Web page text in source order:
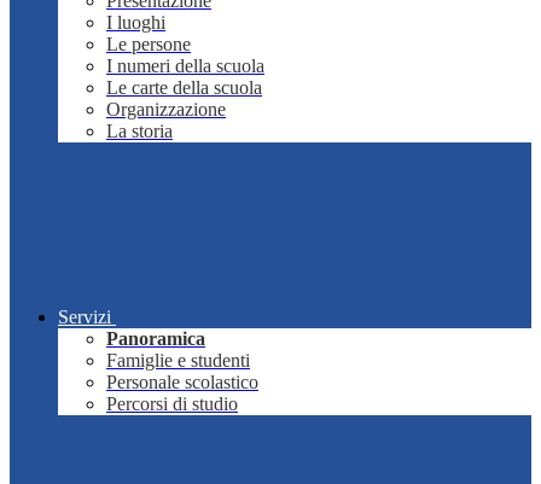
I luoghi
Le persone
I numeri della scuola
Le carte della scuola
Organizzazione
La storia
Servizi
Panoramica
Famiglie e studenti
Personale scolastico
Percorsi di studio